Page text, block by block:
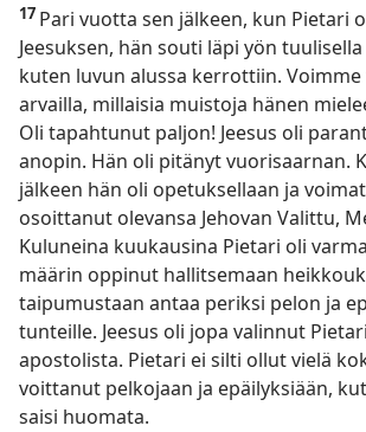
17 Pari vuotta sen jälkeen, kun Pietari
Jeesuksen, hän souti läpi yön
kuten luvun alussa kerrottiin.
arvailla, millaisia muistoja hänen
Oli tapahtunut paljon! Jeesus oli
anopin. Hän oli pitänyt vuorisaarnan.
jälkeen hän oli opetuksellaan ja
osoittanut olevansa Jehovan Valittu,
Kuluneina kuukausina Pietari oli
määrin oppinut hallitsemaan
taipumustaan antaa periksi pelon ja
tunteille. Jeesus oli jopa valinnut
apostolista. Pietari ei silti ollut vielä
voittanut pelkojaan ja epäilyksiään,
saisi huomata.